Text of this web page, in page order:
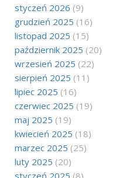
styczeń 2026 (9)
grudzień 2025 (16)
listopad 2025 (15)
październik 2025 (20)
wrzesień 2025 (22)
sierpień 2025 (11)
lipiec 2025 (16)
czerwiec 2025 (19)
maj 2025 (19)
kwiecień 2025 (18)
marzec 2025 (25)
luty 2025 (20)
styczeń 2025 (8)